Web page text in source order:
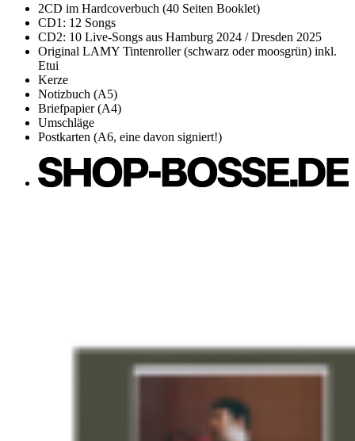
2CD im Hardcoverbuch (40 Seiten Booklet)
CD1: 12 Songs
CD2: 10 Live-Songs aus Hamburg 2024 / Dresden 2025
Original LAMY Tintenroller (schwarz oder moosgrün) inkl.
Etui
Kerze
Notizbuch (A5)
Briefpapier (A4)
Umschläge
Postkarten (A6, eine davon signiert!)